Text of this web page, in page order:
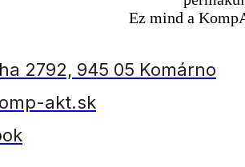
Ez mind a
2792, 945 05 Komárno
akt.sk